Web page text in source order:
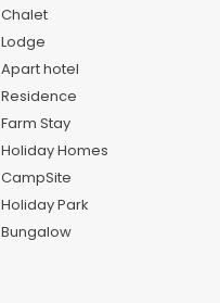
Chalet
Lodge
Apart hotel
Residence
Farm Stay
Holiday Homes
CampSite
Holiday Park
Bungalow